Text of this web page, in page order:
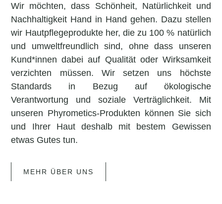
Wir möchten, dass Schönheit, Natürlichkeit und
Nachhaltigkeit Hand in Hand gehen. Dazu stellen
wir Hautpflegeprodukte her, die zu 100 % natürlich
und umweltfreundlich sind, ohne dass unseren
Kund*innen dabei auf Qualität oder Wirksamkeit
verzichten müssen. Wir setzen uns höchste
Standards in Bezug auf ökologische
Verantwortung und soziale Verträglichkeit. Mit
unseren Phyrometics-Produkten können Sie sich
und Ihrer Haut deshalb mit bestem Gewissen
etwas Gutes tun.
MEHR ÜBER UNS